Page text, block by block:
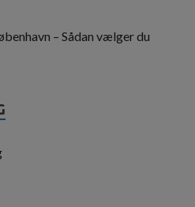
– Sådan vælger du